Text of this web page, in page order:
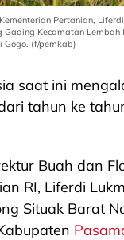
Pertanian,
Kecamatan
(f/pemkab)
saat ini
tahun ke
Buah dan
RI, Liferdi
Situak Barat